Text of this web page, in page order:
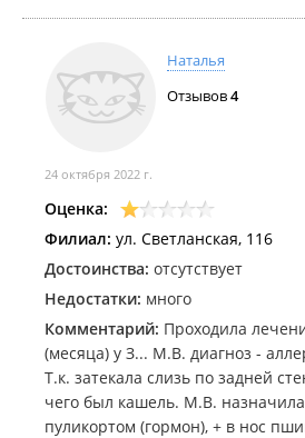
Наталья
Отзывов4
24 октября 2022 г.
Оценка:
Филиал: ул. Светланская, 116
Достоинства: отсутствует
Недостатки: много
Комментарий: Проходила
(месяца) у З... М.В. диагноз -
Т.к. затекала слизь по задней
чего был кашель. М.В.
пуликортом (гормон), + в нос